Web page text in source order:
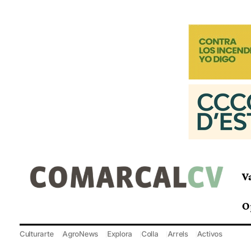
Culturarte AgroNews Explora Colla Arrels Activos